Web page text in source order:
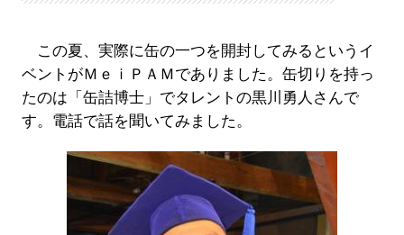
この夏、実際に缶の一つを開封してみるというイ
ベントがＭｅｉＰＡＭでありました。缶切りを持っ
たのは「缶詰博士」でタレントの黒川勇人さんで
す。電話で話を聞いてみました。